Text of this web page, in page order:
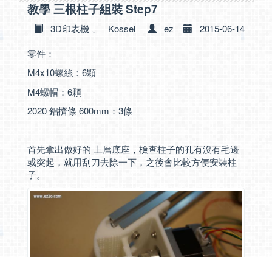
教學 三根柱子組裝 Step7
3D印表機 Kossel ez
2015-06-14
零件：
M4x10螺絲：6顆
M4螺帽：6顆
2020 鋁擠條 600mm：3條
首先拿出做好的 上層底座，檢查柱子的孔有沒有毛邊
或突起，就用刮刀去除一下，之後會比較方便安裝柱
子。